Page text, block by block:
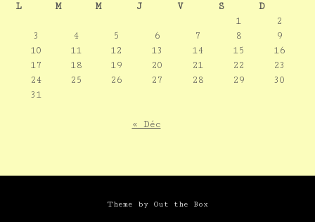
L
M M J V S
D
1
2
3
4 5 6 7 8
9
10
11 12 13 14 15
16
17
18 19 20 21 22
23
24
25 26 27 28 29
30
31
« Déc
Theme by Out the Box